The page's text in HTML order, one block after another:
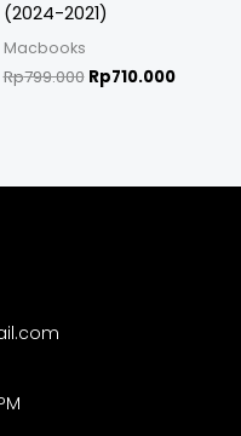
(2024-2021)
Macbooks
Rp799.000 Rp710.000